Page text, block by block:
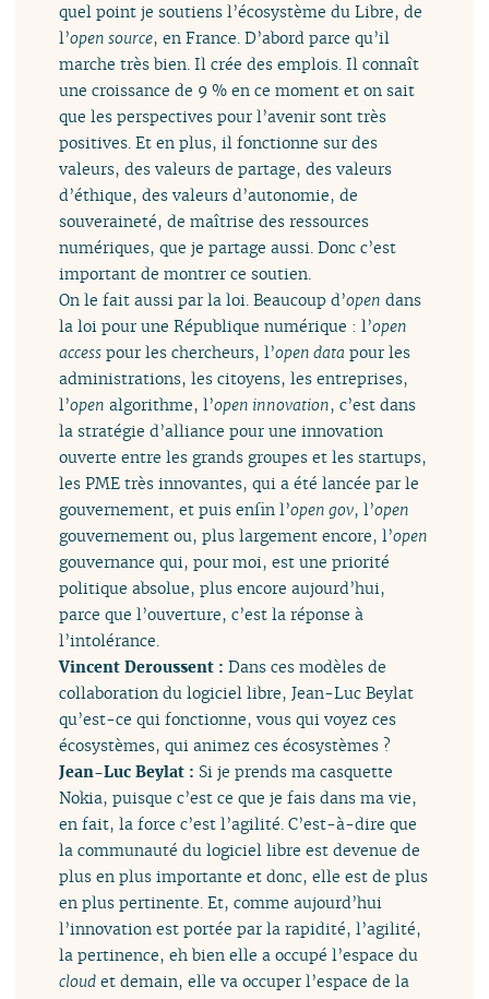
quel point je soutiens l’écosystème du Libre, de
l’open source, en France. D’abord parce qu’il
marche très bien. Il crée des emplois. Il connaît
une croissance de 9 % en ce moment et on sait
que les perspectives pour l’avenir sont très
positives. Et en plus, il fonctionne sur des
valeurs, des valeurs de partage, des valeurs
d’éthique, des valeurs d’autonomie, de
souveraineté, de maîtrise des ressources
numériques, que je partage aussi. Donc c’est
important de montrer ce soutien.
On le fait aussi par la loi. Beaucoup d’open dans
la loi pour une République numérique : l’open
access pour les chercheurs, l’open data pour les
administrations, les citoyens, les entreprises,
l’open algorithme, l’open innovation, c’est dans
la stratégie d’alliance pour une innovation
ouverte entre les grands groupes et les startups,
les PME très innovantes, qui a été lancée par le
gouvernement, et puis enfin l’open gov, l’open
gouvernement ou, plus largement encore, l’open
gouvernance qui, pour moi, est une priorité
politique absolue, plus encore aujourd’hui,
parce que l’ouverture, c’est la réponse à
l’intolérance.
Vincent Deroussent : Dans ces modèles de
collaboration du logiciel libre, Jean-Luc Beylat
qu’est-ce qui fonctionne, vous qui voyez ces
écosystèmes, qui animez ces écosystèmes ?
Jean-Luc Beylat : Si je prends ma casquette
Nokia, puisque c’est ce que je fais dans ma vie,
en fait, la force c’est l’agilité. C’est-à-dire que
la communauté du logiciel libre est devenue de
plus en plus importante et donc, elle est de plus
en plus pertinente. Et, comme aujourd’hui
l’innovation est portée par la rapidité, l’agilité,
la pertinence, eh bien elle a occupé l’espace du
cloud et demain, elle va occuper l’espace de la